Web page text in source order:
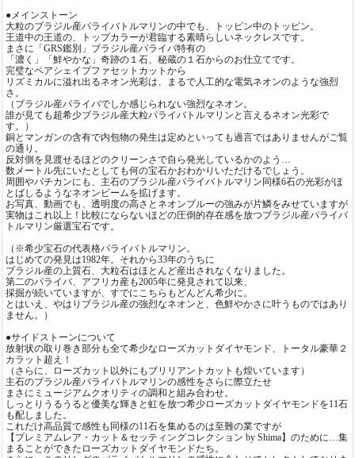
●メインストーン
大粒のブラジル産パライバトルマリンの中でも、トッピン中のトッピン。
王道中の王道の、トップカラーが君臨する素晴らしいネックレスです。
まさに「GRS鑑別」ブラジル産パライバ特有の
「濃く」「鮮やかな」奇跡の１石、秘蔵の１石からのお仕立てです。
完璧なペアシェイプファセットカットから
リズミカルに溢れ出るネオン光彩は、まるで人工的な電気ネオンのような強烈
さ。
（ブラジル産パライバでしか感じられない強烈なネオン。
誰が見ても超希少ブラジル産大粒パライバトルマリンと言えるネオン光彩で
す。）
銅とマンガンの含有で内包物の発生は定めといっても過言ではありませんがご覧
の通り。
反対側を見渡せるほどのクリーンさで自ら発光しているかのよう…
数メートル先にいたとしても何の宝石かおわかりいただけるでしょう。
周囲やバチカンにも、主石のブラジル産パライバトルマリン同様6石の光彩がほ
とばしるようなネオンビームを拡げます。
お写真、動画でも、透明度の高さとネオンブルーの強みが片鱗をみせていますが
実物はこれ以上！比較にならないほどの圧倒的存在感を放つブラジル産パライバ
トルマリン厳選宝石です。
（※希少宝石の代表格パライバトルマリン。
はじめての発見は1982年。それから33年のうちに
ブラジル産の上質石、大粒石はほとんど産出されなくなりました。
第二のパライバ、アフリカ産も2005年に発見されて以来、
採掘が続いていますが、すでにこちらもどんどん希少に。
とはいえ、やはりブラジル産の強烈なネオンと、色鮮やかさに叶うものではあり
ません。）
●サイドストーンについて
放射状の取り巻き部分も全て希少なローズカットダイヤモンド、トータル豪華２
カラット超え！
（さらに、ローズカット以外にもブリリアントカットも煌いています）
主石のブラジル産パライバトルマリンの感性をさらに際立たせ
まさにミュージアムクオリティの調和と組み合わせ。
しっとりうるうると優美な輝きと虹を放つ希少ローズカットダイヤモンドを11石
も配しました。
これだけ高品質で感性も同様の11石を集めるのは至難の業ですが
【プレミアムレア・カット＆セッティングコレクション by Shima】のために…集
まることができたローズカットダイヤモンドたち。